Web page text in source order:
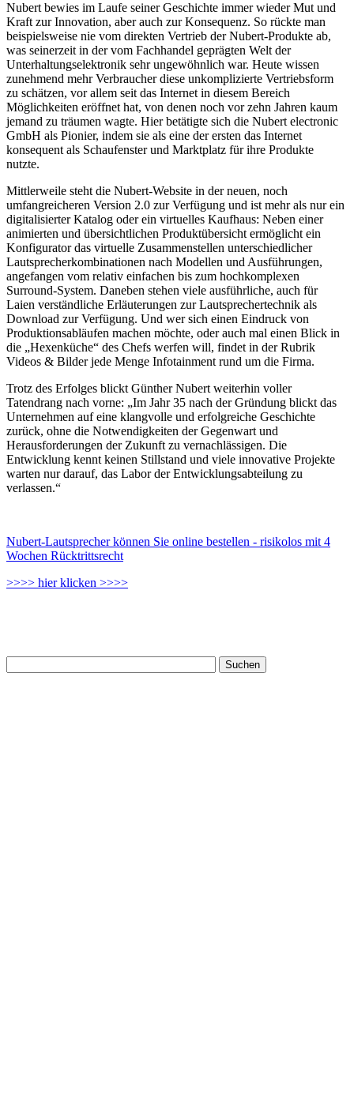
Nubert bewies im Laufe seiner Geschichte immer wieder Mut und
Kraft zur Innovation, aber auch zur Konsequenz. So rückte man
beispielsweise nie vom direkten Vertrieb der Nubert-Produkte ab,
was seinerzeit in der vom Fachhandel geprägten Welt der
Unterhaltungselektronik sehr ungewöhnlich war. Heute wissen
zunehmend mehr Verbraucher diese unkomplizierte Vertriebsform
zu schätzen, vor allem seit das Internet in diesem Bereich
Möglichkeiten eröffnet hat, von denen noch vor zehn Jahren kaum
jemand zu träumen wagte. Hier betätigte sich die Nubert electronic
GmbH als Pionier, indem sie als eine der ersten das Internet
konsequent als Schaufenster und Marktplatz für ihre Produkte
nutzte.
Mittlerweile steht die Nubert-Website in der neuen, noch
umfangreicheren Version 2.0 zur Verfügung und ist mehr als nur ein
digitalisierter Katalog oder ein virtuelles Kaufhaus: Neben einer
animierten und übersichtlichen Produktübersicht ermöglicht ein
Konfigurator das virtuelle Zusammenstellen unterschiedlicher
Lautsprecherkombinationen nach Modellen und Ausführungen,
angefangen vom relativ einfachen bis zum hochkomplexen
Surround-System. Daneben stehen viele ausführliche, auch für
Laien verständliche Erläuterungen zur Lautsprechertechnik als
Download zur Verfügung. Und wer sich einen Eindruck von
Produktionsabläufen machen möchte, oder auch mal einen Blick in
die „Hexenküche“ des Chefs werfen will, findet in der Rubrik
Videos & Bilder jede Menge Infotainment rund um die Firma.
Trotz des Erfolges blickt Günther Nubert weiterhin voller
Tatendrang nach vorne: „Im Jahr 35 nach der Gründung blickt das
Unternehmen auf eine klangvolle und erfolgreiche Geschichte
zurück, ohne die Notwendigkeiten der Gegenwart und
Herausforderungen der Zukunft zu vernachlässigen. Die
Entwicklung kennt keinen Stillstand und viele innovative Projekte
warten nur darauf, das Labor der Entwicklungsabteilung zu
verlassen.“
Nubert-Lautsprecher können Sie online bestellen - risikolos mit 4
Wochen Rücktrittsrecht
>>>> hier klicken >>>>